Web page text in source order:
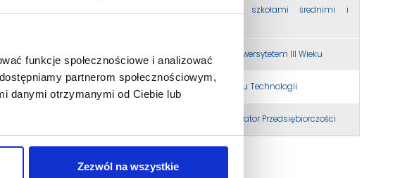
funkcje społecznościowe i analizować
partnerom społecznościowym,
danymi otrzymanymi od Ciebie lub
Zezwól na wszystkie
Współpraca ze szkołami średnimi i
Współpraca z Uniwersytetem III Wieku
Centrum Transferu Technologii
Akademicki Inkubator Przedsiębiorczości